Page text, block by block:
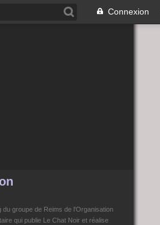
Connexion
du groupe de Reims de l'Organisation
qui publie Le Chat Noir et réalise